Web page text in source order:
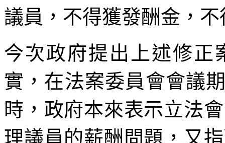
議員，不得獲發酬金，
今次政府提出上述修正
實，在法案委員會會議
時，政府本來表示立法
理議員的薪酬問題，又